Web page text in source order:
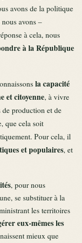
avons de la politique
avons –
à cela, nous
à la République
la capacité
et citoyenne, à vivre
de production et de
que cela soit
Pour cela, il
et populaires, et
, pour nous
se substituer à la
les territoires
eux-mêmes les
mieux que